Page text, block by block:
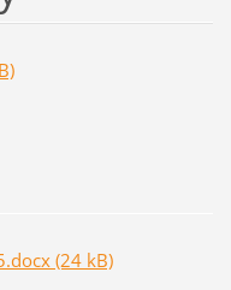
(24 kB)